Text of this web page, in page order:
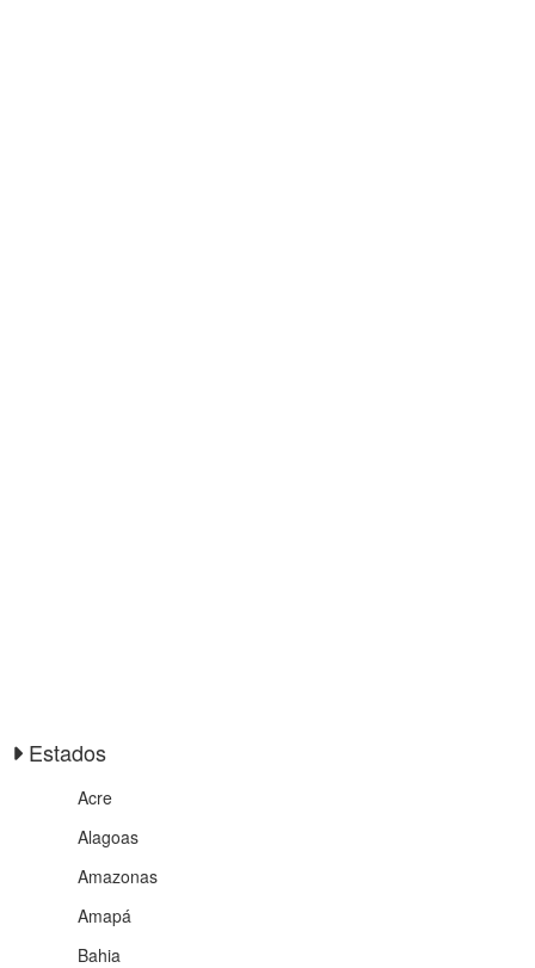
Estados
Acre
Alagoas
Amazonas
Amapá
Bahia